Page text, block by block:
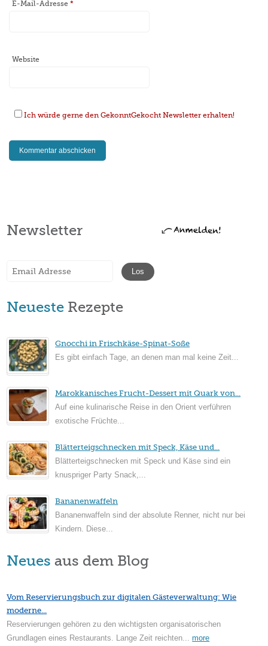
E-Mail-Adresse*
Website
Ich würde gerne den GekonntGekocht Newsletter erhalten!
Newsletter
Neueste Rezepte
Gnocchi in Frischkäse-Spinat-Soße
Es gibt einfach Tage, an denen man mal keine Zeit...
Marokkanisches Frucht-Dessert mit Quark von...
Auf eine kulinarische Reise in den Orient verführen
exotische Früchte...
Blätterteigschnecken mit Speck, Käse und...
Blätterteigschnecken mit Speck und Käse sind ein
knuspriger Party Snack,...
Bananenwaffeln
Bananenwaffeln sind der absolute Renner, nicht nur bei
Kindern. Diese...
Neues aus dem Blog
Vom Reservierungsbuch zur digitalen Gästeverwaltung: Wie
moderne...
Reservierungen gehören zu den wichtigsten organisatorischen
Grundlagen eines Restaurants. Lange Zeit reichten...more